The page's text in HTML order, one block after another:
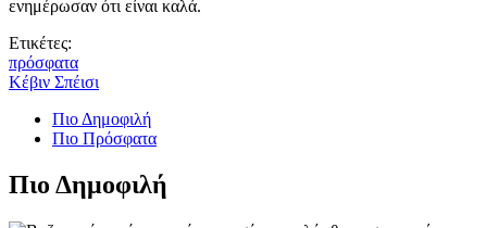
ενημέρωσαν ότι είναι καλά.
Ετικέτες:
πρόσφατα
Κέβιν Σπέισι
Πιο Δημοφιλή
Πιο Πρόσφατα
Πιο Δημοφιλή